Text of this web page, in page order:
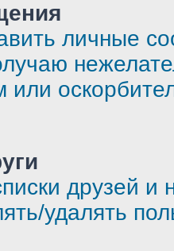
личные
друзей и
удалять